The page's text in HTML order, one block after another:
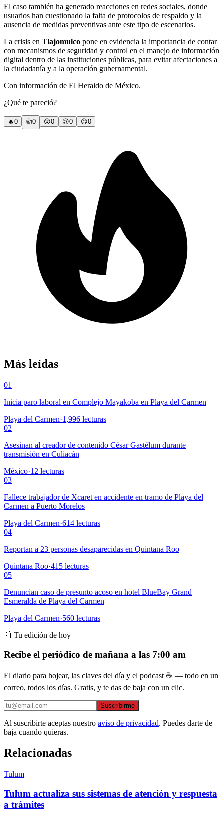
El caso también ha generado reacciones en redes sociales, donde
usuarios han cuestionado la falta de protocolos de respaldo y la
ausencia de medidas preventivas ante este tipo de escenarios.
La crisis en Tlajomulco pone en evidencia la importancia de contar
con mecanismos de seguridad y control en el manejo de información
digital dentro de las instituciones públicas, para evitar afectaciones a
la ciudadanía y a la operación gubernamental.
Con información de El Heraldo de México.
¿Qué te pareció?
🔥0 👍0 😲0 😢0 😠0
Más leídas
01
Inicia paro laboral en Complejo Mayakoba en Playa del Carmen
Playa del Carmen·1,996 lecturas
02
Asesinan al creador de contenido César Gastélum durante
transmisión en Culiacán
México·12 lecturas
03
Fallece trabajador de Xcaret en accidente en tramo de Playa del
Carmen a Puerto Morelos
Playa del Carmen·614 lecturas
04
Reportan a 23 personas desaparecidas en Quintana Roo
Quintana Roo·415 lecturas
05
Denuncian caso de presunto acoso en hotel BlueBay Grand
Esmeralda de Playa del Carmen
Playa del Carmen·560 lecturas
📰 Tu edición de hoy
Recibe el periódico de mañana a las 7:00 am
El diario para hojear, las claves del día y el podcast ☕ — todo en un
correo, todos los días. Gratis, y te das de baja con un clic.
Suscribirme
Al suscribirte aceptas nuestro aviso de privacidad. Puedes darte de
baja cuando quieras.
Relacionadas
Tulum
Tulum actualiza sus sistemas de atención y respuesta
a trámites